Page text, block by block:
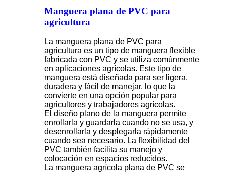
Manguera plana de PVC para
agricultura
La manguera plana de PVC para
agricultura es un tipo de manguera flexible
fabricada con PVC y se utiliza comúnmente
en aplicaciones agrícolas. Este tipo de
manguera está diseñada para ser ligera,
duradera y fácil de manejar, lo que la
convierte en una opción popular para
agricultores y trabajadores agrícolas.
El diseño plano de la manguera permite
enrollarla y guardarla cuando no se usa, y
desenrollarla y desplegarla rápidamente
cuando sea necesario. La flexibilidad del
PVC también facilita su manejo y
colocación en espacios reducidos.
La manguera agrícola plana de PVC se